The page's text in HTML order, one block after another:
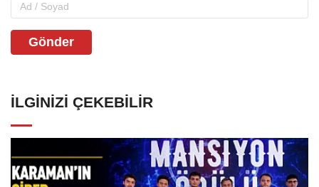
Gönder
İLGINIZI ÇEKEBILIR